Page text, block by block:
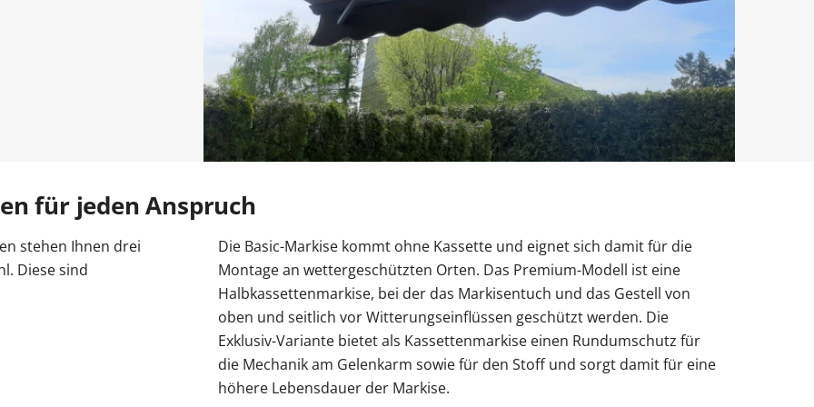
VEKA Fenster Sprossenfenster Fenster mit Rollladen Fenster nach Maß
Entdecken Sie unsere Holz Fensterbänke
Balkontür mit Rollladen Balkontür zweiflügelig Balkontür sichern
Entdecken Sie unsere Schüco-Balkontüren aus
Aluminium
Entdecken Sie unsere Smart-Slide-Schiebetüren
Haustür mit Oberlicht Haustür modern
Entdecken Sie unsere Alu-Haustüren mit Schüco-
Profil
Rolladen nachrüsten Pergola Terrasse Terrassenüberdachung
Entdecken Sie unsere Solar-Rollläden
Zäune Kosten
Entdecken Sie unsere Doppeltore
Garagentor Holzoptik
Entdecken Sie unsere Sektionaltore
Carport oder Garage
Entdecken Sie unsere Carports mit Abstellraum
für jeden Anspruch
stehen Ihnen drei
Diese sind
Die Basic-Markise kommt ohne Kassette und eignet sich damit für die
Montage an wettergeschützten Orten. Das Premium-Modell ist eine
Halbkassettenmarkise, bei der das Markisentuch und das Gestell von
oben und seitlich vor Witterungseinflüssen geschützt werden. Die
Exklusiv-Variante bietet als Kassettenmarkise einen Rundumschutz für
die Mechanik am Gelenkarm sowie für den Stoff und sorgt damit für eine
höhere Lebensdauer der Markise.